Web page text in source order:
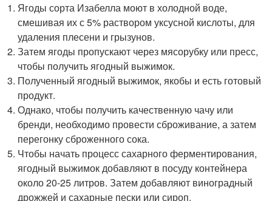
Ягоды сорта Изабелла моют в холодной воде,
смешивая их с 5% раствором уксусной кислоты, для
удаления плесени и грызунов.
Затем ягоды пропускают через мясорубку или пресс,
чтобы получить ягодный выжимок.
Полученный ягодный выжимок, якобы и есть готовый
продукт.
Однако, чтобы получить качественную чачу или
бренди, необходимо провести сброживание, а затем
перегонку сброженного сока.
Чтобы начать процесс сахарного ферментирования,
ягодный выжимок добавляют в посуду контейнера
около 20-25 литров. Затем добавляют виноградный
дрожжей и сахарные пески или сироп.